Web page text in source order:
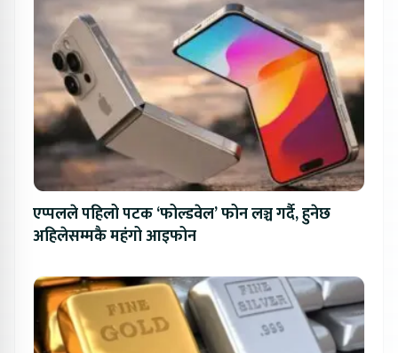
एप्पलले पहिलो पटक ‘फोल्डवेल’ फोन लञ्च गर्दै, हुनेछ
अहिलेसम्मकै महंगो आइफोन